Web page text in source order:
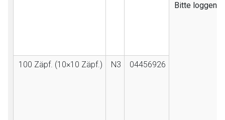
Bitte loggen
100 Zäpf. (10×10 Zäpf.) N3 04456926